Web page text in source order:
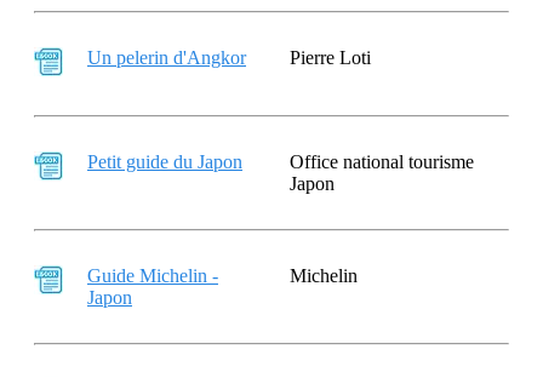
Un pelerin d'Angkor Pierre Loti
Petit guide du Japon
Office national tourisme
Japon
Guide Michelin -
Japon
Michelin